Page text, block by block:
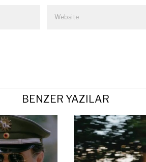
© 2005 - 2025 Tüm Hakları Saklıdır.